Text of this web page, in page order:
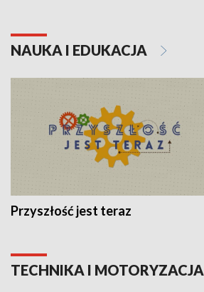
NAUKA I EDUKACJA
Przyszłość jest teraz
TECHNIKA I MOTORYZACJA